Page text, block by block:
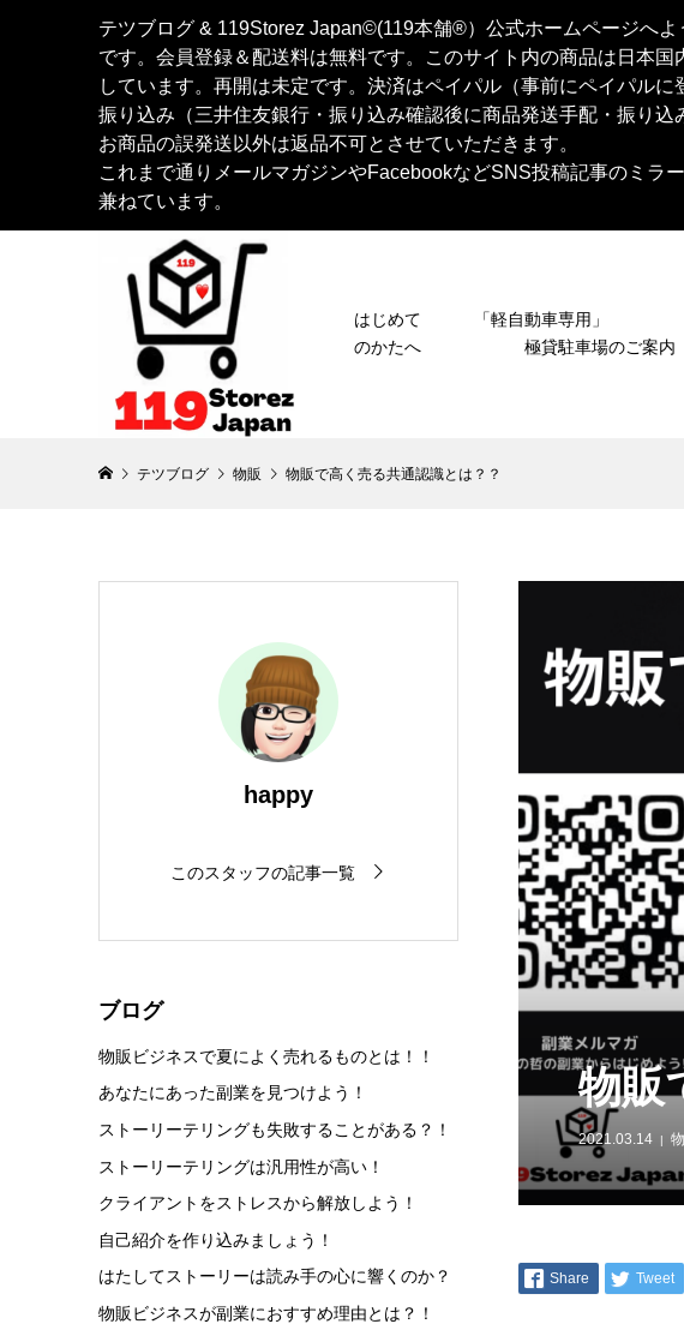
テツブログ & 119Storez Japan©︎(119本舗®︎）公式ホームページへ
です。会員登録＆配送料は無料です。このサイト内の商品は日本
しています。再開は未定です。決済はペイパル（事前にペイパル
振り込み（三井住友銀行・振り込み確認後に商品発送手配・振り
お商品の誤発送以外は返品不可とさせていただきます。
これまで通りメールマガジンやFacebookなどSNS投稿記事のミラ
兼ねています。
はじめて
のかたへ
「軽自動車専用
極貸駐車場のご案内
テツブログ 物販 物販で高く売る共通認識とは？？
物販
2021.03.14
Share Tweet
happy
このスタッフの記事一覧
ブログ
物販ビジネスで夏によく売れるものとは！！
あなたにあった副業を見つけよう！
ストーリーテリングも失敗することがある？！
ストーリーテリングは汎用性が高い！
クライアントをストレスから解放しよう！
自己紹介を作り込みましょう！
はたしてストーリーは読み手の心に響くのか？
物販ビジネスが副業におすすめ理由とは？！